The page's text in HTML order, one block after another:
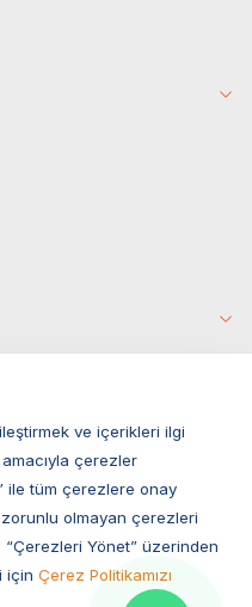
ve içerikleri ilgi
çerezler
ile tüm çerezlere onay
olmayan çerezleri
Yönet” üzerinden
için Çerez Politikamızı